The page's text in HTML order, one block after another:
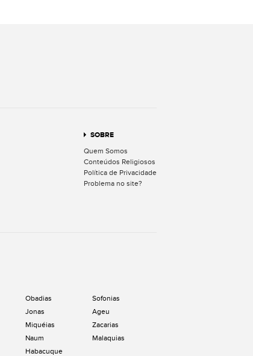
SOBRE
Quem Somos
Conteúdos Religiosos
Política de Privacidade
Problema no site?
Obadias
Jonas
Miquéias
Naum
Habacuque
Sofonias
Ageu
Zacarias
Malaquias